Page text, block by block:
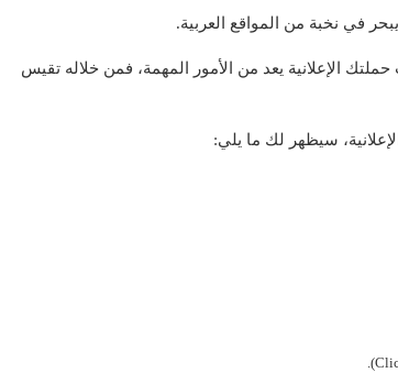
الإعلانية يعد من الأمور المهمة، فمن خلاله تقيس
سيظهر لك ما يلي: